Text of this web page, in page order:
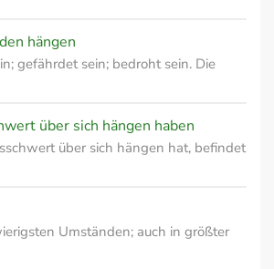
hängen
gefährdet sein; bedroht sein. Die
über sich hängen haben
über sich hängen hat, befindet
Umständen; auch in größter